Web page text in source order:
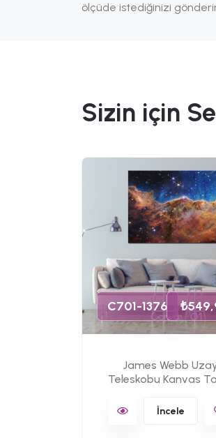
ölçüde istediğinizi
Sizin için
C701-1376
James Webb
Teleskobu Kanvas
İncele